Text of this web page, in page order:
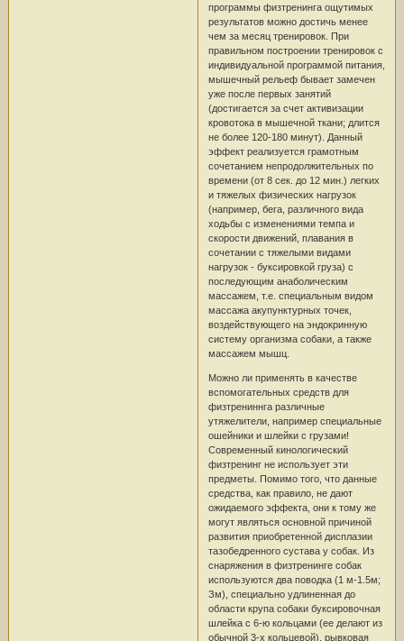
программы физтренинга ощутимых
результатов можно достичь менее
чем за месяц тренировок. При
правильном построении тренировок с
индивидуальной программой питания,
мышечный рельеф бывает замечен
уже после первых занятий
(достигается за счет активизации
кровотока в мышечной ткани; длится
не более 120-180 минут). Данный
эффект реализуется грамотным
сочетанием непродолжительных по
времени (от 8 сек. до 12 мин.) легких
и тяжелых физических нагрузок
(например, бега, различного вида
ходьбы с изменениями темпа и
скорости движений, плавания в
сочетании с тяжелыми видами
нагрузок - буксировкой груза) с
последующим анаболическим
массажем, т.е. специальным видом
массажа акупунктурных точек,
воздействующего на эндокринную
систему организма собаки, а также
массажем мышц.
Можно ли применять в качестве
вспомогательных средств для
физтрениннга различные
утяжелители, например специальные
ошейники и шлейки с грузами!
Современный кинологический
физтренинг не использует эти
предметы. Помимо того, что данные
средства, как правило, не дают
ожидаемого эффекта, они к тому же
могут являться основной причиной
развития приобретенной дисплазии
тазобедренного сустава у собак. Из
снаряжения в физтренинге собак
используются два поводка (1 м-1.5м;
Зм), специально удлиненная до
области крупа собаки буксировочная
шлейка с 6-ю кольцами (ее делают из
обычной 3-х кольцевой), рывковая